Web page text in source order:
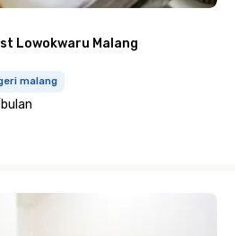
Lowokwaru Malang
malang
bulan